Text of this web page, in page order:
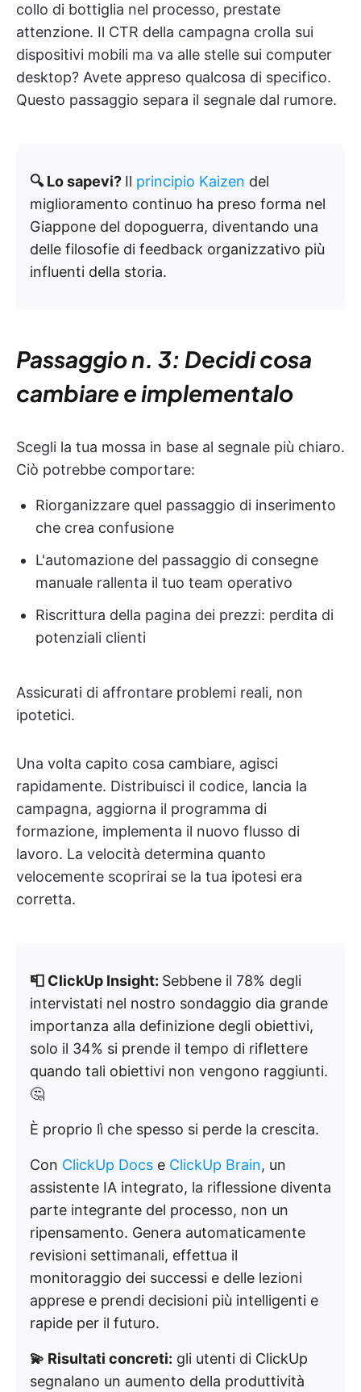
collo di bottiglia nel processo, prestate
attenzione. Il CTR della campagna crolla sui
dispositivi mobili ma va alle stelle sui computer
desktop? Avete appreso qualcosa di specifico.
Questo passaggio separa il segnale dal rumore.
🔍 Lo sapevi? Il principio Kaizen del
miglioramento continuo ha preso forma nel
Giappone del dopoguerra, diventando una
delle filosofie di feedback organizzativo più
influenti della storia.
Passaggio n. 3: Decidi cosa
cambiare e implementalo
Scegli la tua mossa in base al segnale più chiaro.
Ciò potrebbe comportare:
Riorganizzare quel passaggio di inserimento
che crea confusione
L'automazione del passaggio di consegne
manuale rallenta il tuo team operativo
Riscrittura della pagina dei prezzi: perdita di
potenziali clienti
Assicurati di affrontare problemi reali, non
ipotetici.
Una volta capito cosa cambiare, agisci
rapidamente. Distribuisci il codice, lancia la
campagna, aggiorna il programma di
formazione, implementa il nuovo flusso di
lavoro. La velocità determina quanto
velocemente scoprirai se la tua ipotesi era
corretta.
📮 ClickUp Insight: Sebbene il 78% degli
intervistati nel nostro sondaggio dia grande
importanza alla definizione degli obiettivi,
solo il 34% si prende il tempo di riflettere
quando tali obiettivi non vengono raggiunti.
🤔
È proprio lì che spesso si perde la crescita.
Con ClickUp Docs e ClickUp Brain, un
assistente IA integrato, la riflessione diventa
parte integrante del processo, non un
ripensamento. Genera automaticamente
revisioni settimanali, effettua il
monitoraggio dei successi e delle lezioni
apprese e prendi decisioni più intelligenti e
rapide per il futuro.
💫 Risultati concreti: gli utenti di ClickUp
segnalano un aumento della produttività